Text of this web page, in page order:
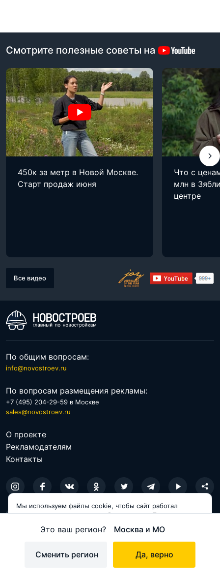
Это ваш регион? Москва и МО
Сменить регион Да, верно
Смотрите полезные советы на
450к за метр в Новой Москве.
Старт продаж июня
Что с
млн в
центре
Все видео
По общим вопросам:
info@novostroev.ru
По вопросам размещения рекламы:
+7 (495) 204-29-59 в Москве
sales@novostroev.ru
О проекте
Рекламодателям
Контакты
© 2026 NOVOSTROEV.RU
Политика обработки персональных данных
Мы используем файлы cookie, чтобы сайт работал
корректно и становился удобнее для вас. Продолжая
Принимаю